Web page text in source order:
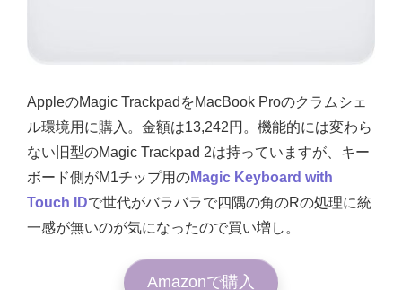
AppleのMagic TrackpadをMacBook Proのクラムシェ
ル環境用に購入。金額は13,242円。機能的には変わら
ない旧型のMagic Trackpad 2は持っていますが、キー
ボード側がM1チップ用のMagic Keyboard with
Touch IDで世代がバラバラで四隅の角のRの処理に統
一感が無いのが気になったので買い増し。
Amazonで購入